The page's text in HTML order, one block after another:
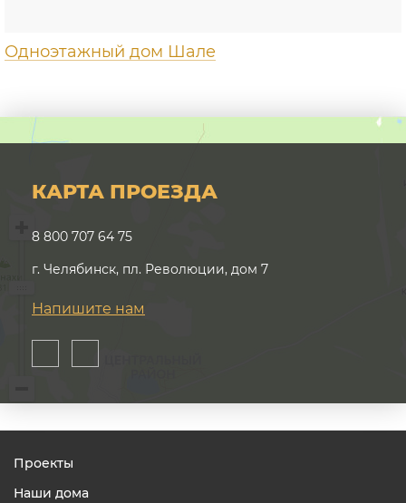
Одноэтажный дом Шале
КАРТА ПРОЕЗДА
8 800 707 64 75
г. Челябинск, пл. Революции, дом 7
Напишите нам
Проекты
Наши дома